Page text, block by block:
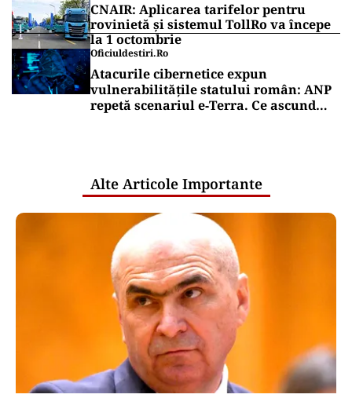
CNAIR: Aplicarea tarifelor pentru
rovinietă și sistemul TollRo va începe
la 1 octombrie
Oficiuldestiri.ro
Atacurile cibernetice expun
vulnerabilitățile statului român: ANP
repetă scenariul e‑Terra. Ce ascund
Alte Articole Importante